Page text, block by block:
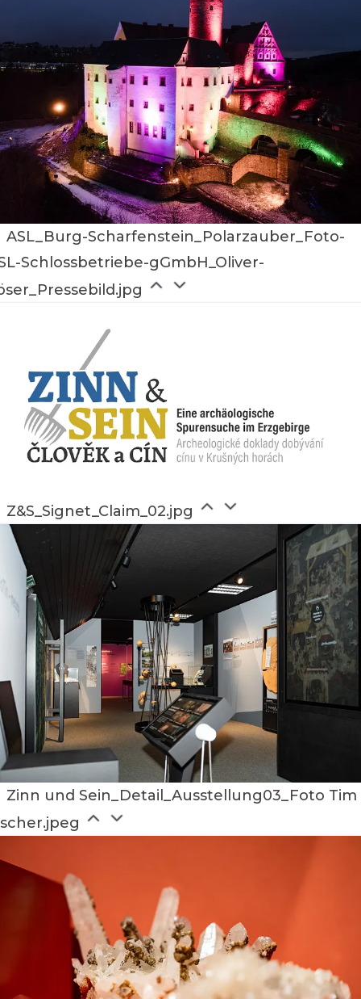
ASL_Burg-Scharfenstein_Polarzauber_Foto-
Schlossbetriebe-gGmbH_Oliver-
Z&S_Signet_Claim_02.jpg
Zinn und Sein_Detail_Ausstellung03_Foto Tim